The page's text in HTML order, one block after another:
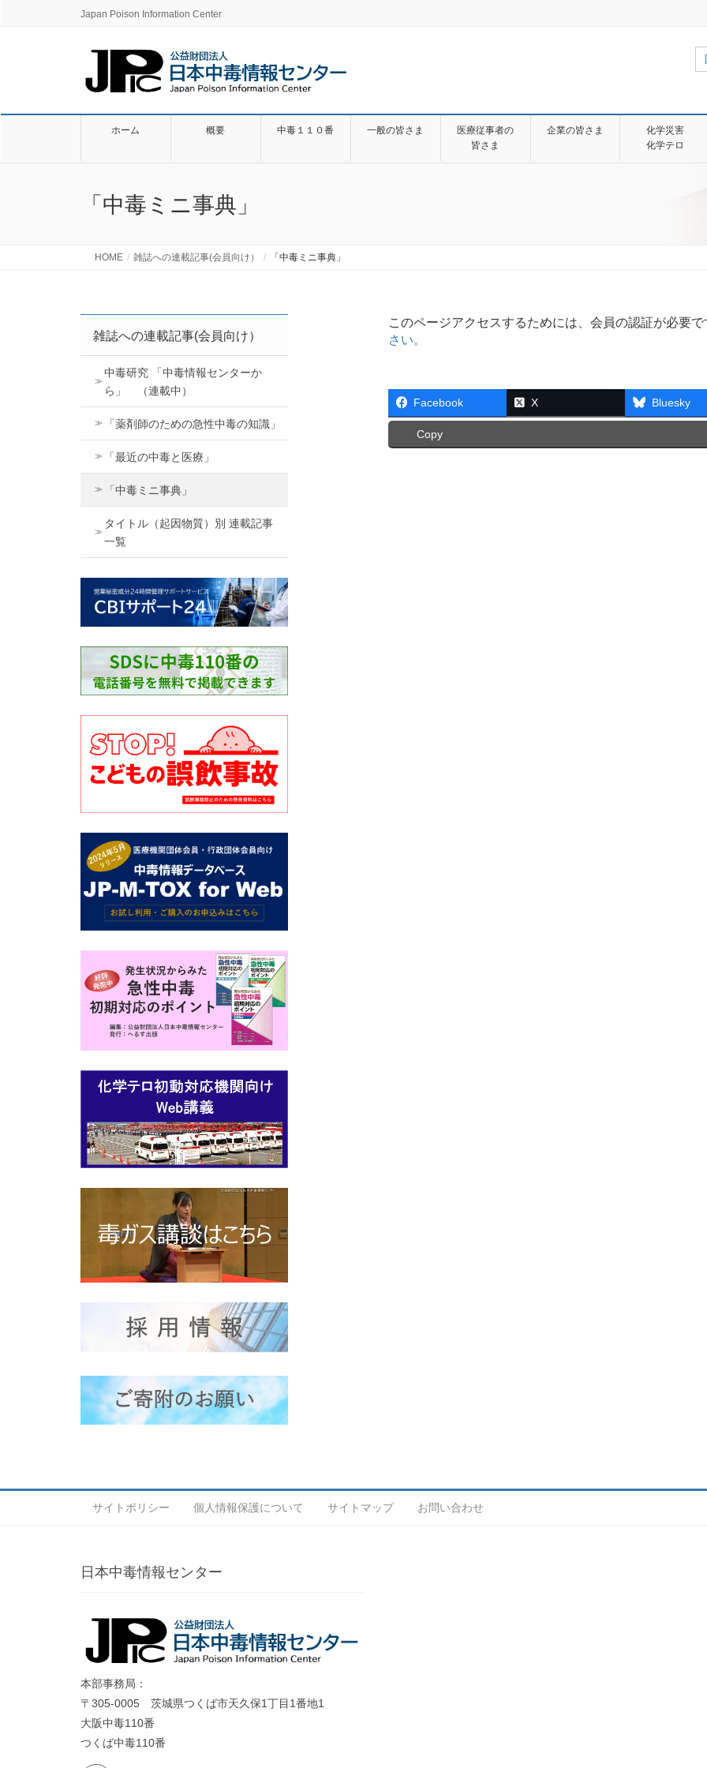
Japan Poison Information Center
ホーム 概要 中毒１１０番 一般の皆さま
医療従事者の
皆さま
企業の皆さま
化学災害
化学テロ
「中毒ミニ事典」
HOME 雑誌への連載記事(会員向け） 「中毒ミニ事典」
このページアクセスするためには、会員の認証が必要で
さい。
Facebook X Bluesky
Copy
雑誌への連載記事(会員向け）
中毒研究 「中毒情報センターか
ら」 （連載中）
「薬剤師のための急性中毒の知識」
「最近の中毒と医療」
「中毒ミニ事典」
タイトル（起因物質）別 連載記事
一覧
サイトポリシー 個人情報保護について サイトマップ お問い合わせ
日本中毒情報センター
本部事務局：
〒305-0005 茨城県つくば市天久保1丁目1番地1
大阪中毒110番
つくば中毒110番